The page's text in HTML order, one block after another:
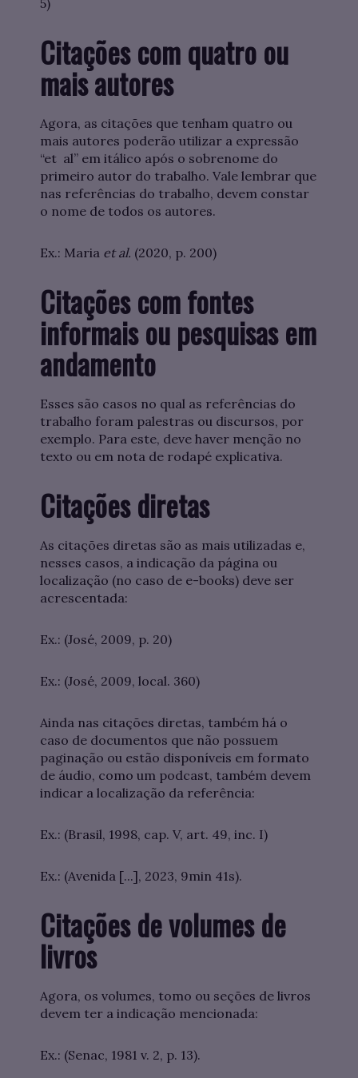
5)
Citações com quatro ou
mais autores
Agora, as citações que tenham quatro ou
mais autores poderão utilizar a expressão
“et al” em itálico após o sobrenome do
primeiro autor do trabalho. Vale lembrar que
nas referências do trabalho, devem constar
o nome de todos os autores.
Ex.: Maria et al. (2020, p. 200)
Citações com fontes
informais ou pesquisas em
andamento
Esses são casos no qual as referências do
trabalho foram palestras ou discursos, por
exemplo. Para este, deve haver menção no
texto ou em nota de rodapé explicativa.
Citações diretas
As citações diretas são as mais utilizadas e,
nesses casos, a indicação da página ou
localização (no caso de e-books) deve ser
acrescentada:
Ex.: (José, 2009, p. 20)
Ex.: (José, 2009, local. 360)
Ainda nas citações diretas, também há o
caso de documentos que não possuem
paginação ou estão disponíveis em formato
de áudio, como um podcast, também devem
indicar a localização da referência:
Ex.: (Brasil, 1998, cap. V, art. 49, inc. I)
Ex.: (Avenida [...], 2023, 9min 41s).
Citações de volumes de
livros
Agora, os volumes, tomo ou seções de livros
devem ter a indicação mencionada:
Ex.: (Senac, 1981 v. 2, p. 13).